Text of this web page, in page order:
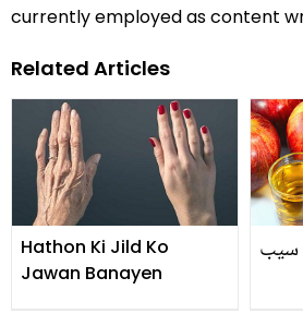
currently employed as content
Related Articles
Hathon Ki Jild Ko
Jawan Banayen
سیب